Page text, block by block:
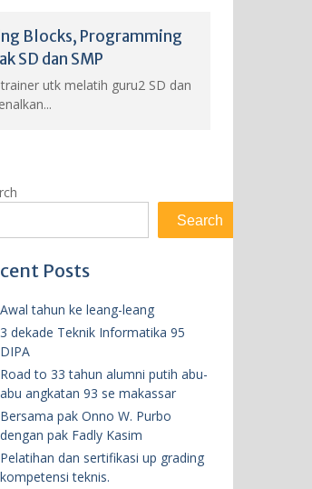
Blocks, Programming
SD dan SMP
utk melatih guru2 SD dan
Search
Posts
Awal tahun ke leang-leang
3 dekade Teknik Informatika 95
DIPA
Road to 33 tahun alumni putih abu-
abu angkatan 93 se makassar
Bersama pak Onno W. Purbo
dengan pak Fadly Kasim
Pelatihan dan sertifikasi up grading
kompetensi teknis.